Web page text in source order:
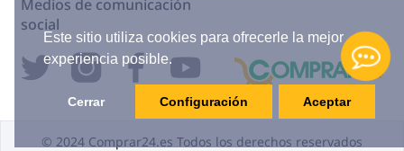
Este sitio utiliza cookies para ofrecerle la mejor
experiencia posible.
Cerrar Configuración Aceptar
Medios de comunicación
social
© 2024 Comprar24.es Todos los derechos reservados